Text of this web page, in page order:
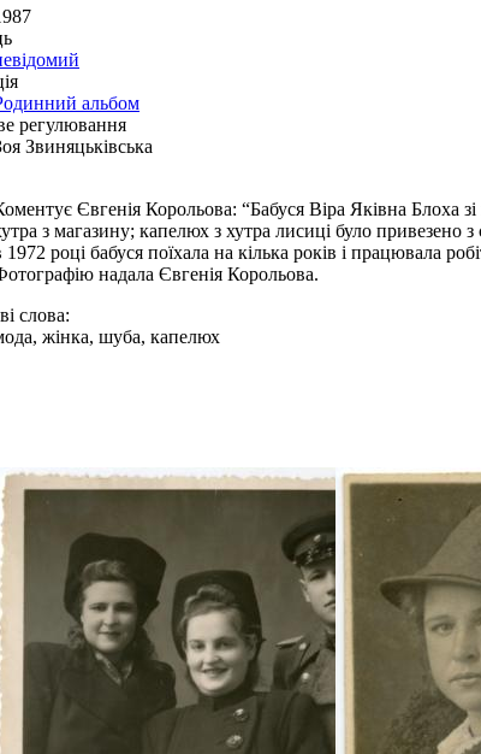
альбом
регулювання
Звиняцьківська
Євгенія Корольова: “Бабуся Віра Яківна Блоха
з магазину; капелюх з хутра лисиці було привезено
1972 році бабуся поїхала на кілька років і працювала
надала Євгенія Корольова.
слова:
жінка, шуба, капелюх